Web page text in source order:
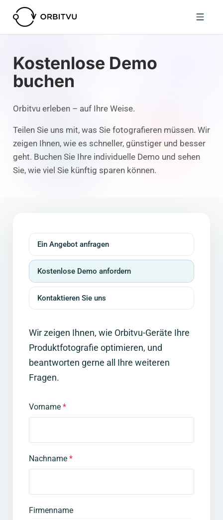
Kostenlose Demo
buchen
Orbitvu erleben – auf Ihre Weise.
Teilen Sie uns mit, was Sie fotografieren müssen. Wir
zeigen Ihnen, wie es schneller, günstiger und besser
geht. Buchen Sie Ihre individuelle Demo und sehen
Sie, wie viel Sie künftig sparen können.
Ein Angebot anfragen
Kostenlose Demo anfordern
Kontaktieren Sie uns
Wir zeigen Ihnen, wie Orbitvu-Geräte Ihre
Produktfotografie optimieren, und
beantworten gerne all Ihre weiteren
Fragen.
Vorname *
Nachname *
Firmenname